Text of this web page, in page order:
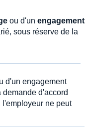
ou d'un engagement
sous réserve de la
d'un engagement
d'accord
ne peut